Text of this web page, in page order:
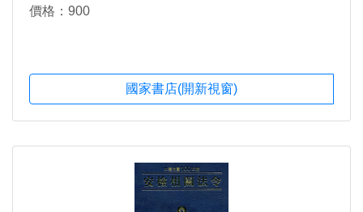
價格：900
國家書店(開新視窗)